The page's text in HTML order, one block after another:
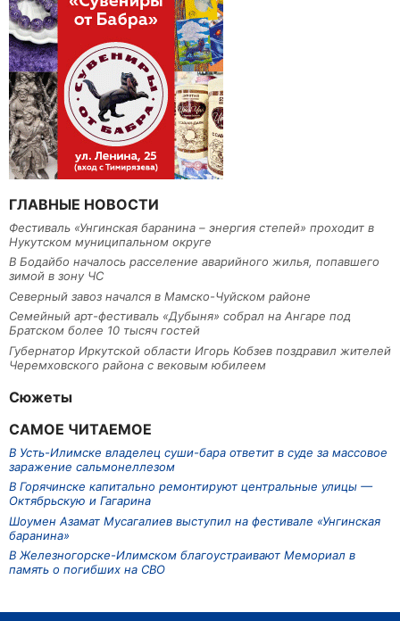
ГЛАВНЫЕ НОВОСТИ
Фестиваль «Унгинская баранина – энергия степей» проходит в
Нукутском муниципальном округе
В Бодайбо началось расселение аварийного жилья, попавшего
зимой в зону ЧС
Северный завоз начался в Мамско-Чуйском районе
Семейный арт-фестиваль «Дубыня» собрал на Ангаре под
Братском более 10 тысяч гостей
Губернатор Иркутской области Игорь Кобзев поздравил жителей
Черемховского района с вековым юбилеем
Сюжеты
САМОЕ ЧИТАЕМОЕ
В Усть-Илимске владелец суши-бара ответит в суде за массовое
заражение сальмонеллезом
В Горячинске капитально ремонтируют центральные улицы —
Октябрьскую и Гагарина
Шоумен Азамат Мусагалиев выступил на фестивале «Унгинская
баранина»
В Железногорске-Илимском благоустраивают Мемориал в
память о погибших на СВО